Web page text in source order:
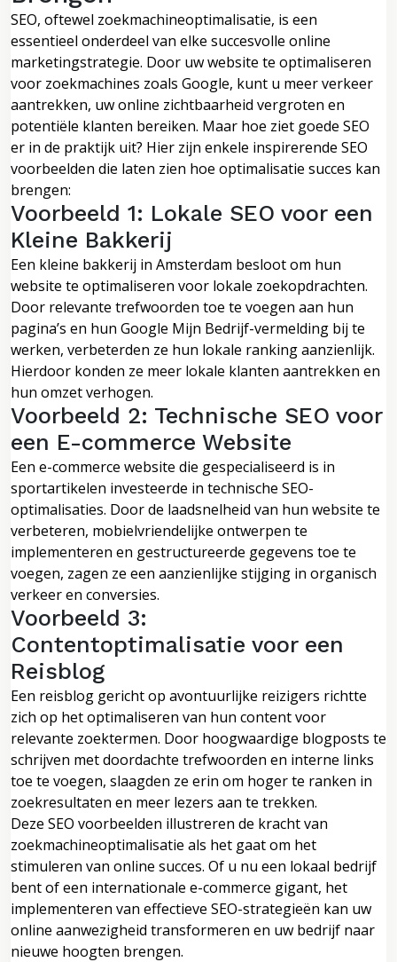
SEO, oftewel zoekmachineoptimalisatie, is een
essentieel onderdeel van elke succesvolle online
marketingstrategie. Door uw website te optimaliseren
voor zoekmachines zoals Google, kunt u meer verkeer
aantrekken, uw online zichtbaarheid vergroten en
potentiële klanten bereiken. Maar hoe ziet goede SEO
er in de praktijk uit? Hier zijn enkele inspirerende SEO
voorbeelden die laten zien hoe optimalisatie succes kan
brengen:
Voorbeeld 1: Lokale SEO voor een
Kleine Bakkerij
Een kleine bakkerij in Amsterdam besloot om hun
website te optimaliseren voor lokale zoekopdrachten.
Door relevante trefwoorden toe te voegen aan hun
pagina’s en hun Google Mijn Bedrijf-vermelding bij te
werken, verbeterden ze hun lokale ranking aanzienlijk.
Hierdoor konden ze meer lokale klanten aantrekken en
hun omzet verhogen.
Voorbeeld 2: Technische SEO voor
een E-commerce Website
Een e-commerce website die gespecialiseerd is in
sportartikelen investeerde in technische SEO-
optimalisaties. Door de laadsnelheid van hun website te
verbeteren, mobielvriendelijke ontwerpen te
implementeren en gestructureerde gegevens toe te
voegen, zagen ze een aanzienlijke stijging in organisch
verkeer en conversies.
Voorbeeld 3:
Contentoptimalisatie voor een
Reisblog
Een reisblog gericht op avontuurlijke reizigers richtte
zich op het optimaliseren van hun content voor
relevante zoektermen. Door hoogwaardige blogposts te
schrijven met doordachte trefwoorden en interne links
toe te voegen, slaagden ze erin om hoger te ranken in
zoekresultaten en meer lezers aan te trekken.
Deze SEO voorbeelden illustreren de kracht van
zoekmachineoptimalisatie als het gaat om het
stimuleren van online succes. Of u nu een lokaal bedrijf
bent of een internationale e-commerce gigant, het
implementeren van effectieve SEO-strategieën kan uw
online aanwezigheid transformeren en uw bedrijf naar
nieuwe hoogten brengen.